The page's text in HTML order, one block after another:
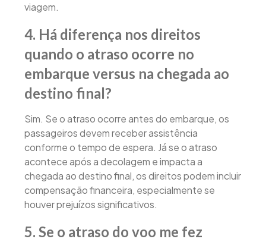
viagem.
4. Há diferença nos direitos
quando o atraso ocorre no
embarque versus na chegada ao
destino final?
Sim. Se o atraso ocorre antes do embarque, os
passageiros devem receber assistência
conforme o tempo de espera. Já se o atraso
acontece após a decolagem e impacta a
chegada ao destino final, os direitos podem incluir
compensação financeira, especialmente se
houver prejuízos significativos.
5. Se o atraso do voo me fez